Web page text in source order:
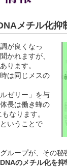
メチル化抑
が良くなっ
かれますが、
ります。
は同じメスの
ゼリー」を与
長は働き蜂の
なります。
いうことで
ループが、その秘
のメチル化を